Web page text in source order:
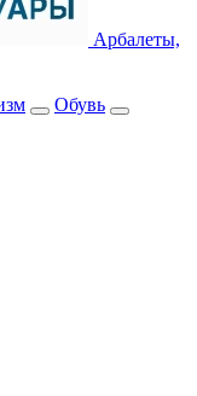
Арбалеты,
Обувь